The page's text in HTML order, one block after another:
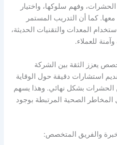
وفهم سلوكها، واختيار
معها. كما أن التدريب المستمر
المعدات والتقنيات الحديثة،
للعملاء.
يعزز الثقة بين الشركة
استشارات دقيقة حول الوقاية
الحشرات بشكل نهائي. وهذا يسهم
الصحية المرتبطة بوجود
والفريق المتخصص: